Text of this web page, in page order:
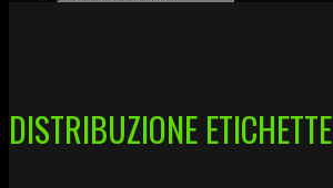
DISTRIBUZIONE ETICHETTE